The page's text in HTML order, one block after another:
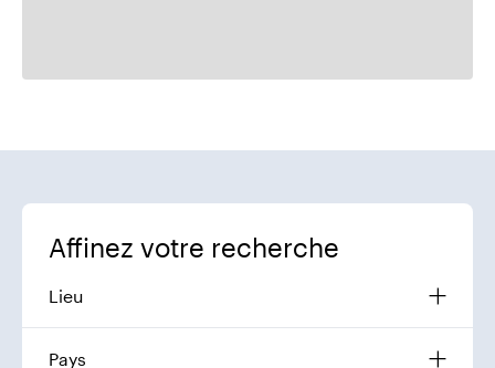
Affinez votre recherche
Lieu
Pays